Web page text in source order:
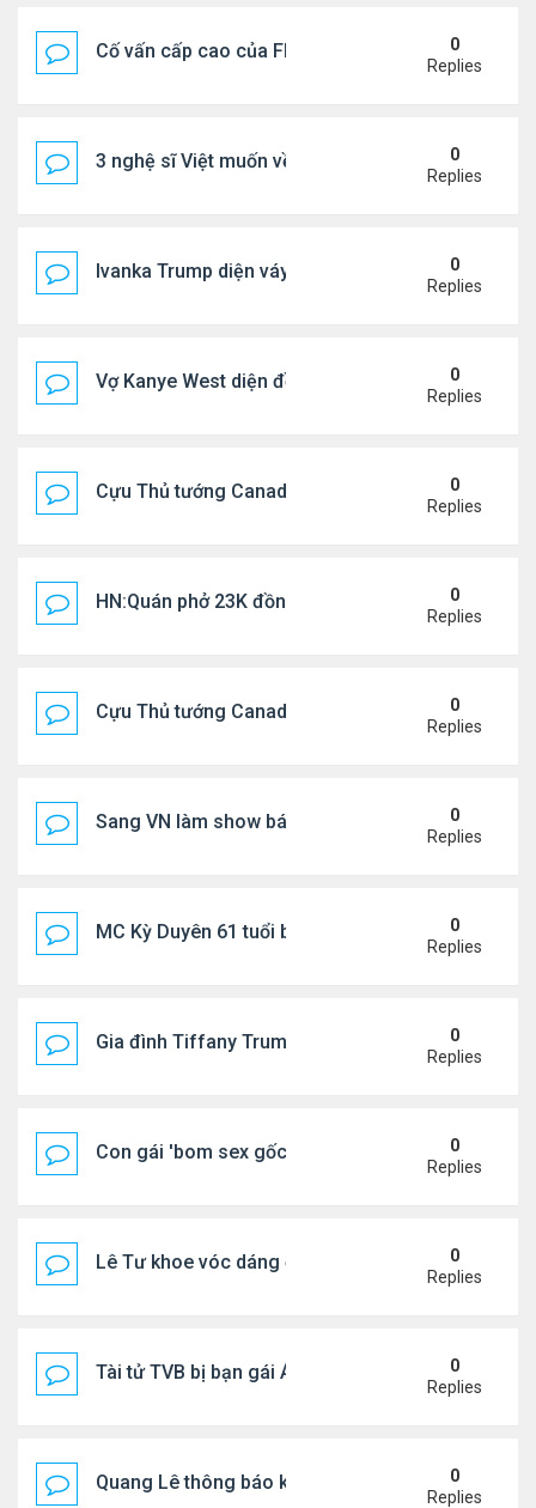
Cố vấn cấp cao của FIFA từ chức để phán đối
0
Replies
3 nghệ sĩ Việt muốn về VN nhưng số phận an bài
0
Replies
Ivanka Trump diện váy hở eo táo bạo, khoe vòng
0
Replies
Vợ Kanye West diện đồ xẻ bạo, dự tiệc ở đảo Ibiza
0
Replies
Cựu Thủ tướng Canada đắm đuối khóa môi Katy
0
Replies
HN:Quán phở 23K đồng một bát, 7 năm không
0
Replies
Cựu Thủ tướng Canada thoa kem chống nắng
0
Replies
Sang VN làm show bán vé giá "trên trời"
0
Replies
MC Kỳ Duyên 61 tuổi bị soi nhan sắc khi 0
Replies
Gia đình Tiffany Trump đi nghỉ ở Spain
0
Replies
Con gái 'bom sex gốc Việt' đón tuổi 18
0
Replies
Lê Tư khoe vóc dáng ở châu Âu
0
Replies
Tài tử TVB bị bạn gái Á hậu phản bội giờ ra sao?
0
Replies
Quang Lê thông báo khẩn cấp
0
Replies